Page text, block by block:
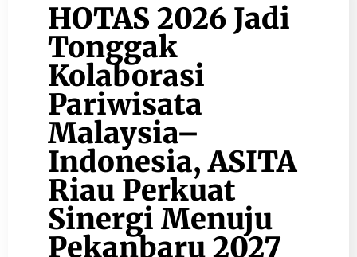
HOTAS 2026 Jadi
Tonggak
Kolaborasi
Pariwisata
Malaysia–
Indonesia, ASITA
Riau Perkuat
Sinergi Menuju
Pekanbaru 2027